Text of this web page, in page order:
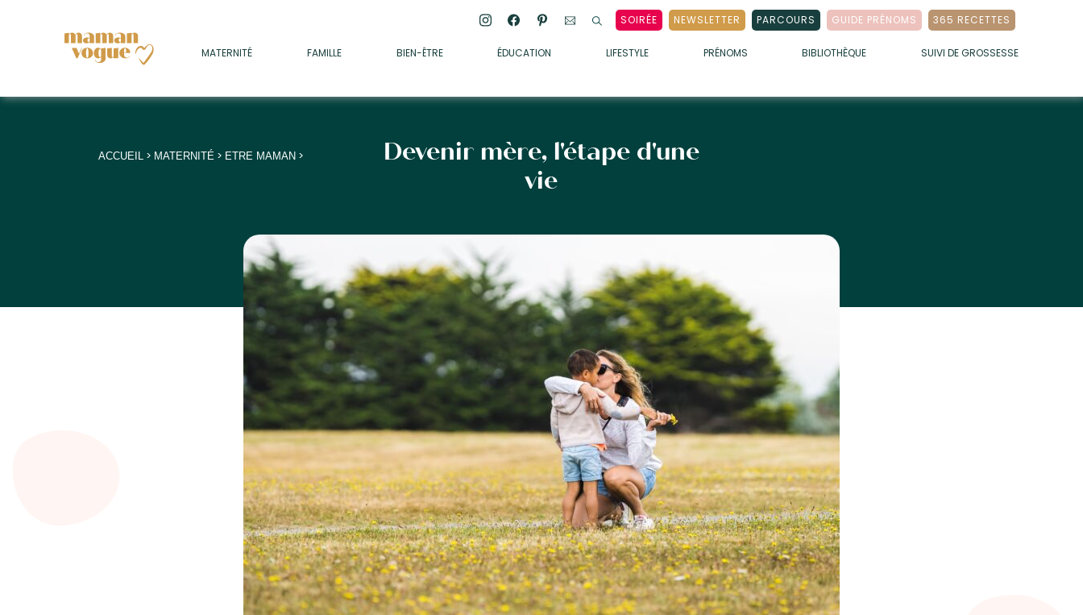
SOIRÉE NEWSLETTER PARCOURS GUIDE PRÉNOMS 365 RECETTES
MATERNITÉ FAMILLE BIEN-ÊTRE ÉDUCATION LIFESTYLE PRÉNOMS BIBLIOTHÈQUE SUIVI DE GROSSESSE
• SOMMEIL
• SOINS
+
+
ACCUEIL> MATERNITÉ> ETRE MAMAN>
Devenir mère, l'étape d'une
vie